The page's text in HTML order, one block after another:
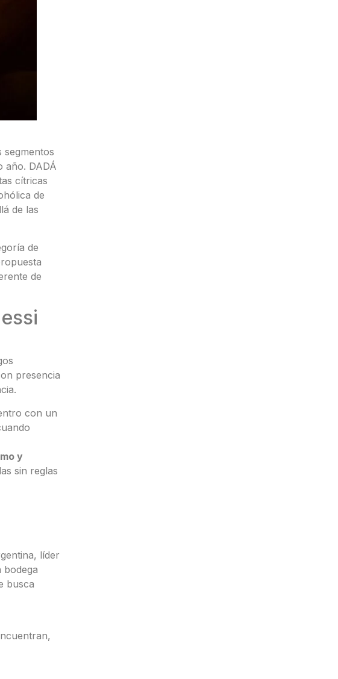
segmentos
año. DADÁ
cítricas
de
de las
de
de
presencia
con un
y
sin reglas
líder
bodega
busca